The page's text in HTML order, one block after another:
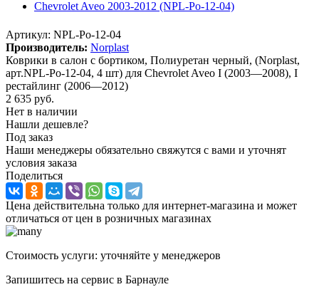
Артикул: NPL-Po-12-04
Производитель: Norplast
Коврики в салон с бортиком, Полиуретан черный, (Norplast,
арт.NPL-Po-12-04, 4 шт) для Chevrolet Aveo I (2003—2008), I
рестайлинг (2006—2012)
2 635 руб.
Нет в наличии
Нашли дешевле?
Под заказ
Наши менеджеры обязательно свяжутся с вами и уточнят
условия заказа
Поделиться
Цена действительна только для интернет-магазина и может
отличаться от цен в розничных магазинах
Стоимость услуги: уточняйте у менеджеров
Запишитесь на сервис в Барнауле